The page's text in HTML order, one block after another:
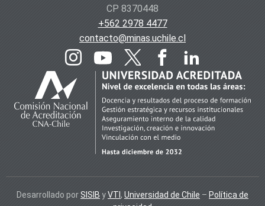
CP 8370448
+562 2978 4477
contacto@minas.uchile.cl
Desarrollado por SISIB yVTI , Universidad de Chile – Política de